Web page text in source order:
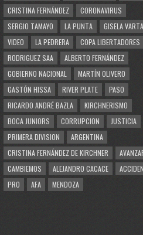
CRISTINA FERNÁNDEZ
CORONAVIRUS
SERGIO TAMAYO
LA PUNTA
GISELA
VIDEO
LA PEDRERA
COPA LIBERTADORES
RODRIGUEZ SAA
ALBERTO FERNÁNDEZ
GOBIERNO NACIONAL
MARTÍN OLIVERO
GASTÓN HISSA
RIVER PLATE
PASO
RICARDO ANDRÉ BAZLA
KIRCHNERISMO
BOCA JUNIORS
CORRUPCION JUSTICIA
PRIMERA DIVISION
ARGENTINA
CRISTINA FERNÁNDEZ DE KIRCHNER
CAMBIEMOS
ALEJANDRO CACACE
PRO
AFA MENDOZA